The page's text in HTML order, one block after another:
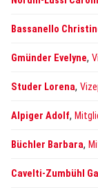
Bassanello
Gmünder Evelyne,
Studer Lorena,
Alpiger Adolf,
Büchler Barbara,
Cavelti-Zumbühl